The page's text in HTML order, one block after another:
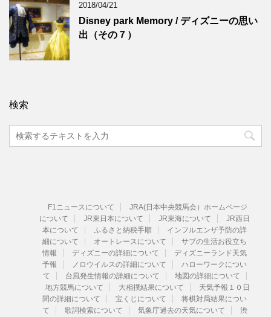
2018/04/21
Disney park Memory / ディズニーの思い
出（その７）
検索
F1ニュースについて
JRA(日本中央競馬会）ホームページ
について
JR東日本について JR東海について
JR西日
本について
ふるさと納税手順
インフルエンザ予防の詳
細について
オートレースについて
サブの生活お役立ち
情報
ディズニーの詳細について
ディズニーランド天気
予報
ノロウイルスの詳細について
ハローワークについ
て
台風発生情報の詳細について
地図の詳細について
地方競馬について
大相撲結果について
天気予報１０日
間の詳細について
宝くじについて
将棋対局結果につい
て
歌詞検索について 気象庁過去の天気について 渋